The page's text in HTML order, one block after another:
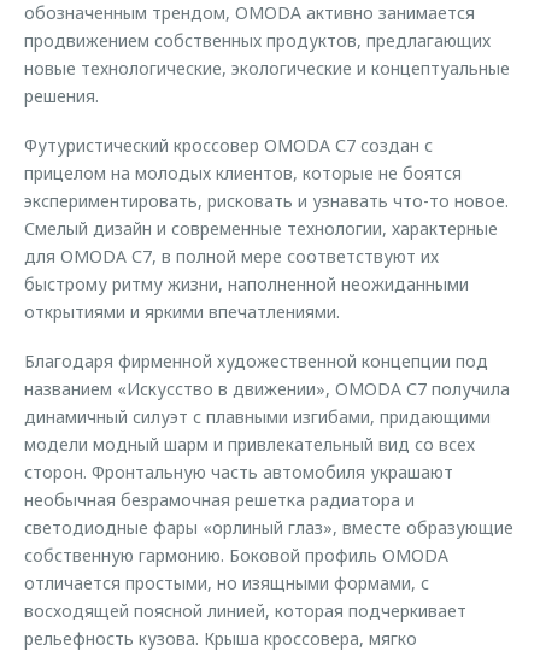
обозначенным трендом, OMODA активно занимается
продвижением собственных продуктов, предлагающих
новые технологические, экологические и концептуальные
решения.
Футуристический кроссовер OMODA С7 создан с
прицелом на молодых клиентов, которые не боятся
экспериментировать, рисковать и узнавать что-то новое.
Смелый дизайн и современные технологии, характерные
для OMODA С7, в полной мере соответствуют их
быстрому ритму жизни, наполненной неожиданными
открытиями и яркими впечатлениями.
Благодаря фирменной художественной концепции под
названием «Искусство в движении», OMODA С7 получила
динамичный силуэт с плавными изгибами, придающими
модели модный шарм и привлекательный вид со всех
сторон. Фронтальную часть автомобиля украшают
необычная безрамочная решетка радиатора и
светодиодные фары «орлиный глаз», вместе образующие
собственную гармонию. Боковой профиль OMODA
отличается простыми, но изящными формами, с
восходящей поясной линией, которая подчеркивает
рельефность кузова. Крыша кроссовера, мягко